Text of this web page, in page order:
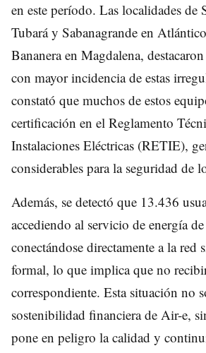
en este período. Las localidades de
Tubará y Sabanagrande en
Bananera en Magdalena,
con mayor incidencia de estas
constató que muchos de estos
certificación en el Reglamento
Instalaciones Eléctricas (RETIE),
considerables para la seguridad de
Además, se detectó que 13.436
accediendo al servicio de energía
conectándose directamente a la red
formal, lo que implica que no
correspondiente. Esta situación no
sostenibilidad financiera de Air-e,
pone en peligro la calidad y